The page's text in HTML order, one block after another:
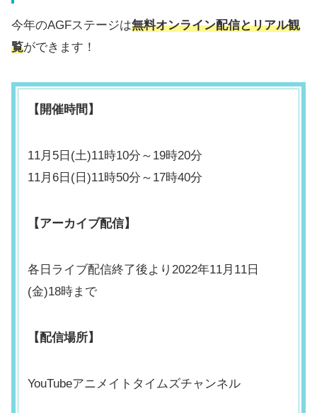
今年のAGFステージは無料オンライン配信とリアル観
覧ができます！
【開催時間】
11月5日(土)11時10分～19時20分
11月6日(日)11時50分～17時40分
【アーカイブ配信】
各日ライブ配信終了後より2022年11月11日
(金)18時まで
【配信場所】
YouTubeアニメイトタイムズチャンネル